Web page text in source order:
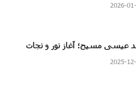
2026-
عیسی مسیح؛ آغاز نور و نجات
2025-